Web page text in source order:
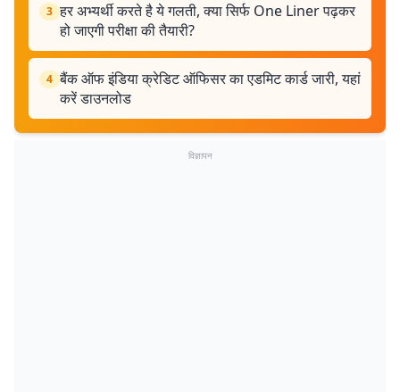
3 हर अभ्यर्थी करते है ये गलती, क्या सिर्फ One Liner पढ़कर
हो जाएगी परीक्षा की तैयारी?
4 बैंक ऑफ इंडिया क्रेडिट ऑफिसर का एडमिट कार्ड जारी, यहां
करें डाउनलोड
विज्ञापन